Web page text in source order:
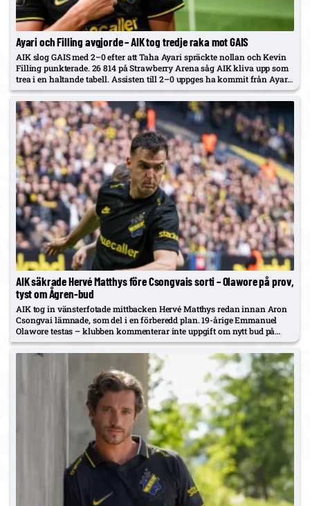
Ayari och Filling avgjorde – AIK tog tredje raka mot GAIS
AIK slog GAIS med 2–0 efter att Taha Ayari spräckte nollan och Kevin
Filling punkterade. 26 814 på Strawberry Arena såg AIK kliva upp som
trea i en haltande tabell. Assisten till 2–0 uppges ha kommit från Ayari
respektive Lukas…
AIK säkrade Hervé Matthys före Csongvais sorti – Olawore på prov,
tyst om Ågren-bud
AIK tog in vänsterfotade mittbacken Hervé Matthys redan innan Aron
Csongvai lämnade, som del i en förberedd plan. 19-årige Emmanuel
Olawore testas – klubben kommenterar inte uppgift om nytt bud på
GAIS-backen Oskar Ågren.